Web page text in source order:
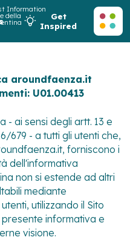
Information
della
Get
Inspired
aroundfaenza.it
U01.00413
- ai sensi degli artt. 13 e
679 - a tutti gli utenti che,
forniscono i
dell'informativa
non si estende ad altri
mediante
utilizzando il Sito
informativa e
visione.